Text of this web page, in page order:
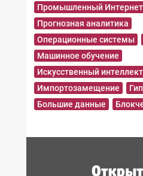
Промышленный Интернет
Прогнозная аналитика
Операционные системы
Машинное обучение
Искусственный интеллект
Импортозамещение
Большие данные